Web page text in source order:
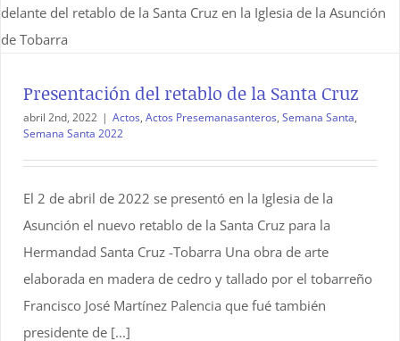
Presentación del retablo de la Santa Cruz
abril 2nd, 2022 | Actos, Actos Presemanasanteros, Semana Santa,
Semana Santa 2022
El 2 de abril de 2022 se presentó en la Iglesia de la
Asunción el nuevo retablo de la Santa Cruz para la
Hermandad Santa Cruz -Tobarra Una obra de arte
elaborada en madera de cedro y tallado por el tobarreño
Francisco José Martínez Palencia que fué también
presidente de [...]